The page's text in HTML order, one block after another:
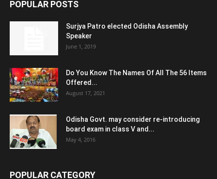
POPULAR POSTS
Surjya Patro elected Odisha Assembly
Speaker
June 1, 2019
Do You Know The Names Of All The 56 Items
Offered...
August 17, 2021
Odisha Govt. may consider re-introducing
board exam in class V and...
May 4, 2016
POPULAR CATEGORY